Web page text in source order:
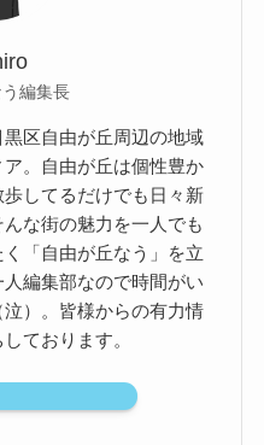
編集長
黒区自由が丘周辺の地域
。自由が丘は個性豊か
してるだけでも日々新
な街の魅力を一人でも
「自由が丘なう」を立
編集部なので時間がい
）。皆様からの有力情
ております。